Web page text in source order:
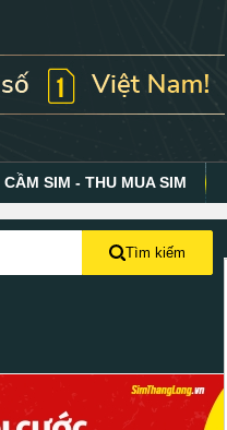
CẦM SIM - THU MUA SIM
Tìm kiếm